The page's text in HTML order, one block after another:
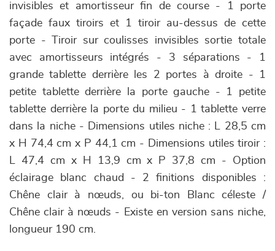
invisibles et amortisseur fin de course - 1 porte
façade faux tiroirs et 1 tiroir au-dessus de cette
porte - Tiroir sur coulisses invisibles sortie totale
avec amortisseurs intégrés - 3 séparations - 1
grande tablette derrière les 2 portes à droite - 1
petite tablette derrière la porte gauche - 1 petite
tablette derrière la porte du milieu - 1 tablette verre
dans la niche - Dimensions utiles niche : L 28,5 cm
x H 74,4 cm x P 44,1 cm - Dimensions utiles tiroir :
L 47,4 cm x H 13,9 cm x P 37,8 cm - Option
éclairage blanc chaud - 2 finitions disponibles :
Chêne clair à nœuds, ou bi-ton Blanc céleste /
Chêne clair à nœuds - Existe en version sans niche,
longueur 190 cm.